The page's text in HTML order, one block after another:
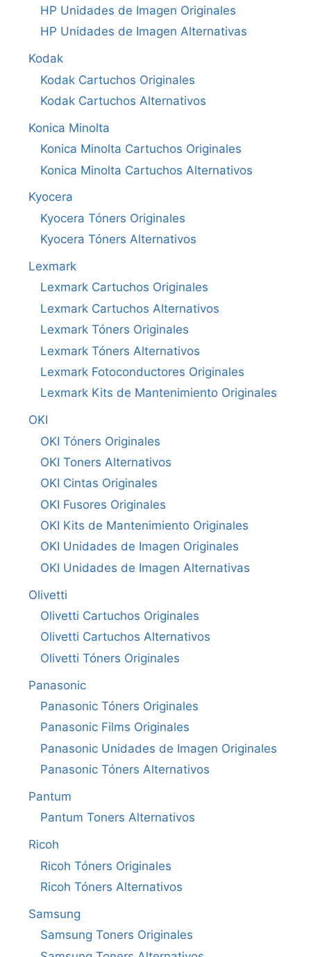
HP Unidades de Imagen Originales
HP Unidades de Imagen Alternativas
Kodak
Kodak Cartuchos Originales
Kodak Cartuchos Alternativos
Konica Minolta
Konica Minolta Cartuchos Originales
Konica Minolta Cartuchos Alternativos
Kyocera
Kyocera Tóners Originales
Kyocera Tóners Alternativos
Lexmark
Lexmark Cartuchos Originales
Lexmark Cartuchos Alternativos
Lexmark Tóners Originales
Lexmark Tóners Alternativos
Lexmark Fotoconductores Originales
Lexmark Kits de Mantenimiento Originales
OKI
OKI Tóners Originales
OKI Toners Alternativos
OKI Cintas Originales
OKI Fusores Originales
OKI Kits de Mantenimiento Originales
OKI Unidades de Imagen Originales
OKI Unidades de Imagen Alternativas
Olivetti
Olivetti Cartuchos Originales
Olivetti Cartuchos Alternativos
Olivetti Tóners Originales
Panasonic
Panasonic Tóners Originales
Panasonic Films Originales
Panasonic Unidades de Imagen Originales
Panasonic Tóners Alternativos
Pantum
Pantum Toners Alternativos
Ricoh
Ricoh Tóners Originales
Ricoh Tóners Alternativos
Samsung
Samsung Toners Originales